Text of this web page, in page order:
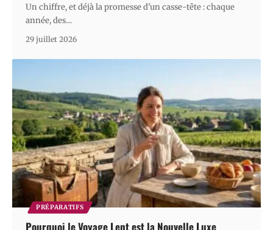
Un chiffre, et déjà la promesse d'un casse-tête : chaque
année, des…
29 juillet 2026
PRÉPARATIFS
Pourquoi le Voyage Lent est la Nouvelle Luxe